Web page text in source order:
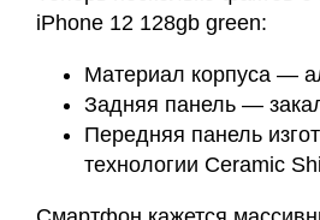
iPhone 12 128gb green:
Материал корпуса —
Задняя панель —
Передняя панель
технологии Ceramic